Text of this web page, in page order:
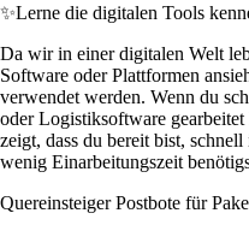
✨Lerne die digitalen Tools
Da wir in einer digitalen Welt
Software oder Plattformen
verwendet werden. Wenn du
oder Logistiksoftware
zeigt, dass du bereit bist,
wenig Einarbeitungszeit
Quereinsteiger Postbote für